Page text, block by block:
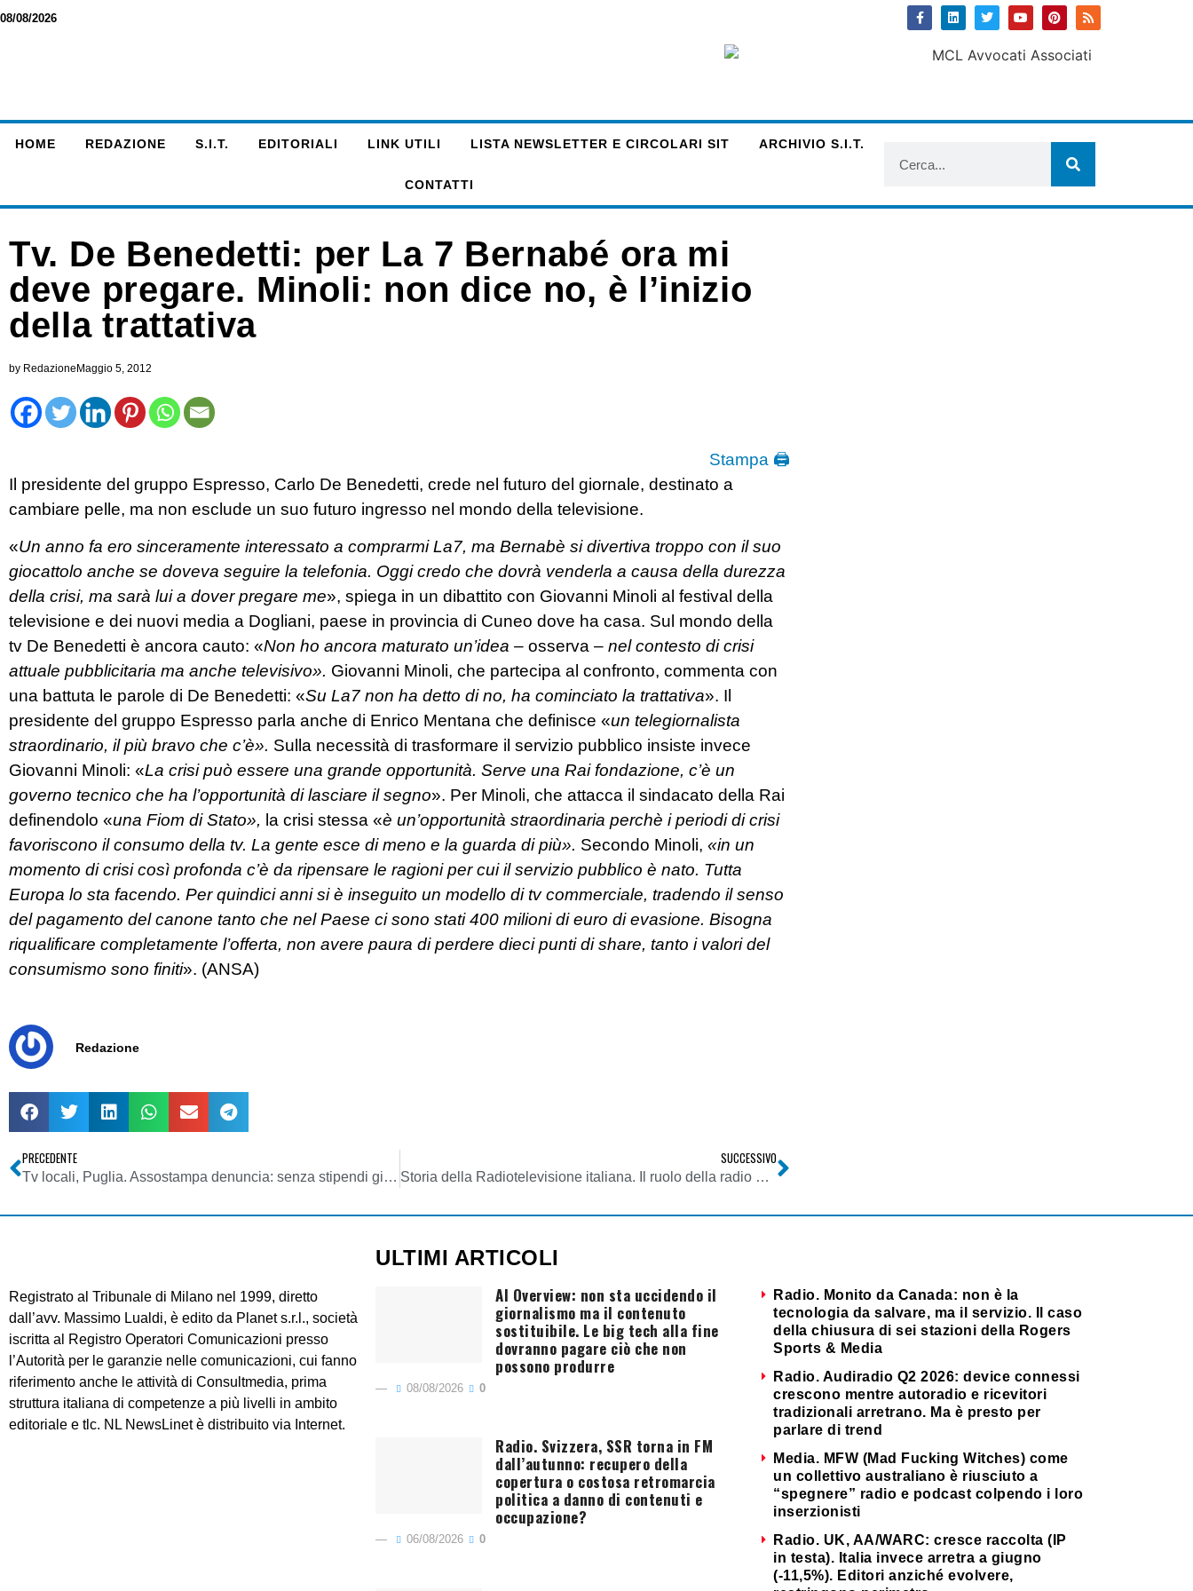
08/08/2026
HOME REDAZIONE S.I.T. EDITORIALI LINK UTILI LISTA NEWSLETTER E CIRCOLARI SIT ARCHIVIO S.I.T.
CONTATTI
Tv. De Benedetti: per La 7 Bernabé ora mi
deve pregare. Minoli: non dice no, è l’inizio
della trattativa
by Redazione Maggio 5, 2012
Stampa 🖨
Il presidente del gruppo Espresso, Carlo De Benedetti, crede nel futuro del giornale, destinato a
cambiare pelle, ma non esclude un suo futuro ingresso nel mondo della televisione.
«Un anno fa ero sinceramente interessato a comprarmi La7, ma Bernabè si divertiva troppo con il suo
giocattolo anche se doveva seguire la telefonia. Oggi credo che dovrà venderla a causa della durezza
della crisi, ma sarà lui a dover pregare me», spiega in un dibattito con Giovanni Minoli al festival della
televisione e dei nuovi media a Dogliani, paese in provincia di Cuneo dove ha casa. Sul mondo della
tv De Benedetti è ancora cauto: «Non ho ancora maturato un’idea – osserva – nel contesto di crisi
attuale pubblicitaria ma anche televisivo». Giovanni Minoli, che partecipa al confronto, commenta con
una battuta le parole di De Benedetti: «Su La7 non ha detto di no, ha cominciato la trattativa». Il
presidente del gruppo Espresso parla anche di Enrico Mentana che definisce «un telegiornalista
straordinario, il più bravo che c’è». Sulla necessità di trasformare il servizio pubblico insiste invece
Giovanni Minoli: «La crisi può essere una grande opportunità. Serve una Rai fondazione, c’è un
governo tecnico che ha l’opportunità di lasciare il segno». Per Minoli, che attacca il sindacato della Rai
definendolo «una Fiom di Stato», la crisi stessa «è un’opportunità straordinaria perchè i periodi di crisi
favoriscono il consumo della tv. La gente esce di meno e la guarda di più». Secondo Minoli, «in un
momento di crisi così profonda c’è da ripensare le ragioni per cui il servizio pubblico è nato. Tutta
Europa lo sta facendo. Per quindici anni si è inseguito un modello di tv commerciale, tradendo il senso
del pagamento del canone tanto che nel Paese ci sono stati 400 milioni di euro di evasione. Bisogna
riqualificare completamente l’offerta, non avere paura di perdere dieci punti di share, tanto i valori del
consumismo sono finiti». (ANSA)
Redazione
PRECEDENTE
Tv locali, Puglia. Assostampa denuncia: senza stipendi giornalisti emittenti Salento
SUCCESSIVO
Storia della Radiotelevisione italiana. Il ruolo della radio nel black-out elettrico del 28/09/2003
Registrato al Tribunale di Milano nel 1999, diretto
dall’avv. Massimo Lualdi, è edito da Planet s.r.l., società
iscritta al Registro Operatori Comunicazioni presso
l’Autorità per le garanzie nelle comunicazioni, cui fanno
riferimento anche le attività di Consultmedia, prima
struttura italiana di competenze a più livelli in ambito
editoriale e tlc. NL NewsLinet è distribuito via Internet.
ULTIMI ARTICOLI
AI Overview: non sta uccidendo il
giornalismo ma il contenuto
sostituibile. Le big tech alla fine
dovranno pagare ciò che non
possono produrre
08/08/2026 0
Radio. Svizzera, SSR torna in FM
dall’autunno: recupero della
copertura o costosa retromarcia
politica a danno di contenuti e
occupazione?
06/08/2026 0
Radio. Monito da Canada: non è la
tecnologia da salvare, ma il servizio. Il caso
della chiusura di sei stazioni della Rogers
Sports & Media
Radio. Audiradio Q2 2026: device connessi
crescono mentre autoradio e ricevitori
tradizionali arretrano. Ma è presto per
parlare di trend
Media. MFW (Mad Fucking Witches) come
un collettivo australiano è riusciuto a
“spegnere” radio e podcast colpendo i loro
inserzionisti
Radio. UK, AA/WARC: cresce raccolta (IP
in testa). Italia invece arretra a giugno
(-11,5%). Editori anziché evolvere,